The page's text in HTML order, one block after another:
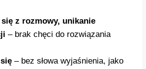
z rozmowy, unikanie
– brak chęci do rozwiązania
– bez słowa wyjaśnienia, jako